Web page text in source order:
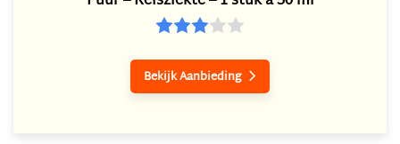
Bekijk Aanbieding 